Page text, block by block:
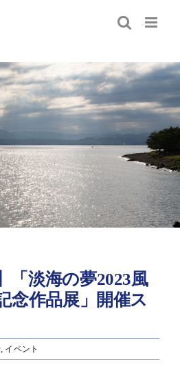
「淡海の夢2023風
念作品展」開催ス
, イベント